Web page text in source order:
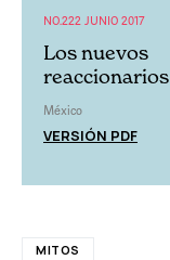
NO.222 JUNIO 2017
Los nuevos
reaccionarios
México
VERSIÓN PDF
MITOS